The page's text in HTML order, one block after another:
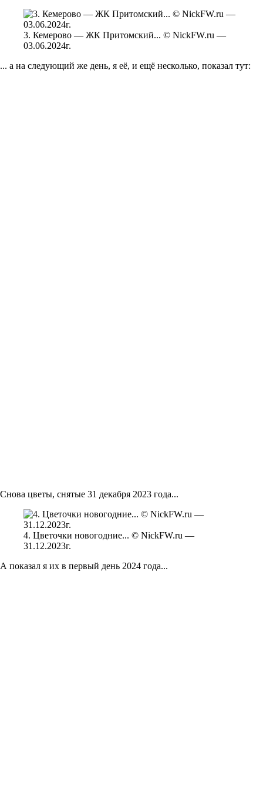
3. Кемерово — ЖК Притомский... © NickFW.ru —
03.06.2024г.
... а на следующий же день, я её, и ещё несколько, показал тут:
Снова цветы, снятые 31 декабря 2023 года...
4. Цветочки новогодние... © NickFW.ru —
31.12.2023г.
А показал я их в первый день 2024 года...